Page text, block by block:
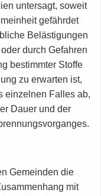
untersagt, soweit
gefährdet
Belästigungen
durch Gefahren
bestimmter Stoffe
zu erwarten ist,
einzelnen Falles ab,
Dauer und der
Gemeinden die
mit